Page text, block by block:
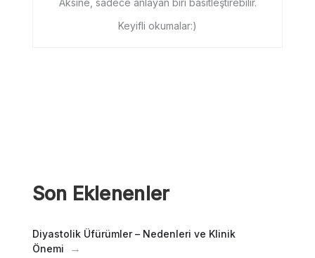
Keyifli okumalar:)
Son Eklenenler
Diyastolik Üfürümler – Nedenleri ve Klinik
Önemi